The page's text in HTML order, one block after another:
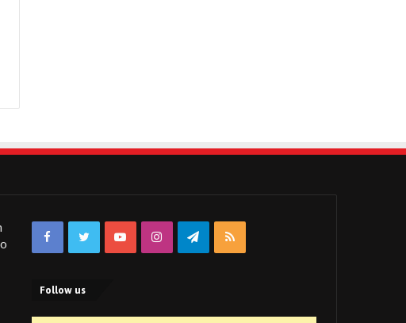
FacebookTwitterYouTubeInstagramTelegram
RSS
Follow us